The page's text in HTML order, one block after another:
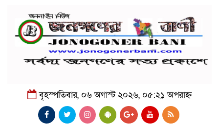
বৃহস্পতিবার, ০৬ অগাস্ট ২০২৬, ০৫:২১ অপরাহ্ন